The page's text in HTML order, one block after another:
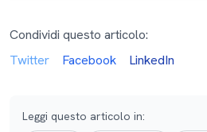
Condividi questo articolo:
Twitter
Facebook LinkedIn
Leggi questo articolo in: